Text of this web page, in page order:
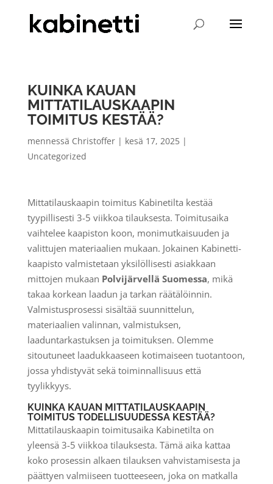
KUINKA KAUAN
MITTATILAUSKAAPIN
TOIMITUS KESTÄÄ?
mennessä Christoffer| kesä 17, 2025|
Uncategorized
Mittatilauskaapin toimitus Kabinetilta kestää
tyypillisesti 3-5 viikkoa tilauksesta. Toimitusaika
vaihtelee kaapiston koon, monimutkaisuuden ja
valittujen materiaalien mukaan. Jokainen Kabinetti-
kaapisto valmistetaan yksilöllisesti asiakkaan
mittojen mukaan Polvijärvellä Suomessa, mikä
takaa korkean laadun ja tarkan räätälöinnin.
Valmistusprosessi sisältää suunnittelun,
materiaalien valinnan, valmistuksen,
laaduntarkastuksen ja toimituksen. Olemme
sitoutuneet laadukkaaseen kotimaiseen tuotantoon,
jossa yhdistyvät sekä toiminnallisuus että
tyylikkyys.
KUINKA KAUAN MITTATILAUSKAAPIN
TOIMITUS TODELLISUUDESSA KESTÄÄ?
Mittatilauskaapin toimitusaika Kabinetilta on
yleensä 3-5 viikkoa tilauksesta. Tämä aika kattaa
koko prosessin alkaen tilauksen vahvistamisesta ja
päättyen valmiiseen tuotteeseen, joka on matkalla